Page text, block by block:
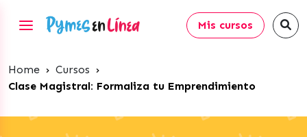
Mis cursos
Home › Cursos ›
Clase Magistral: Formaliza tu Emprendimiento